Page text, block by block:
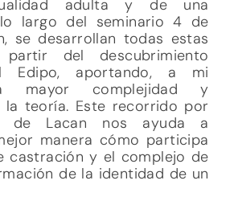
adulta y de una
largo del seminario 4 de
se desarrollan todas estas
del descubrimiento
Edipo, aportando, a mi
mayor complejidad y
la teoría. Este recorrido por
de Lacan nos ayuda a
manera cómo participa
castración y el complejo de
de la identidad de un